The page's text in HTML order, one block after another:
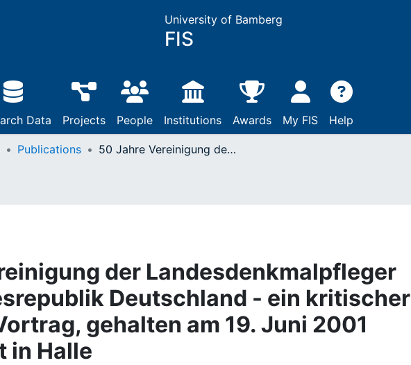
University of Bamberg
FIS
Data Projects People Institutions Awards My FIS Help
Publications 50 Jahre Vereinigung der Landesdenkmalpfleger in der Bundesrepublik Deutschland - ein kritischer Rückblick : Vortrag, gehalten am 19. Juni 2001 beim Festakt in Halle
der Landesdenkmalpfleger
Deutschland - ein kritischer
gehalten am 19. Juni 2001
in Halle